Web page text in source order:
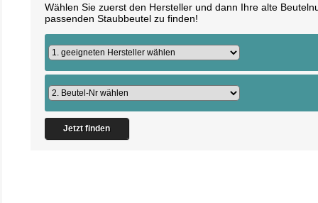
Wählen Sie zuerst den Hersteller und dann Ihre alte
passenden Staubbeutel zu finden!
Jetzt finden